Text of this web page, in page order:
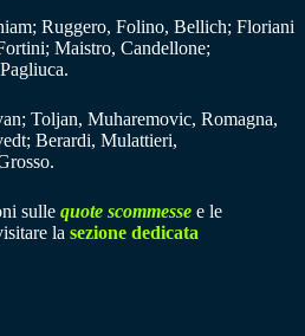
Ruggero, Folino, Bellich; Floriani
Maistro, Candellone;
Toljan, Muharemovic, Romagna,
Berardi, Mulattieri,
sulle quote scommesse e le
la sezione dedicata